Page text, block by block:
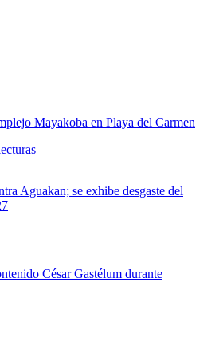
Mayakoba en Playa del Carmen
Aguakan; se exhibe desgaste del
César Gastélum durante